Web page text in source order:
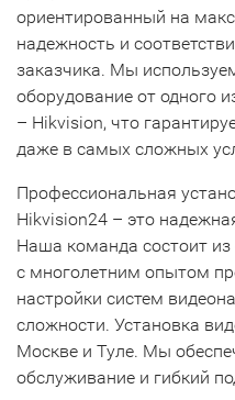
ориентированный на
надежность и
заказчика. Мы
оборудование от одного
– Hikvision, что
даже в самых сложных
Профессиональная
Hikvision24 – это
Наша команда состоит
с многолетним опытом
настройки систем
сложности. Установка
Москве и Туле. Мы
обслуживание и гибкий